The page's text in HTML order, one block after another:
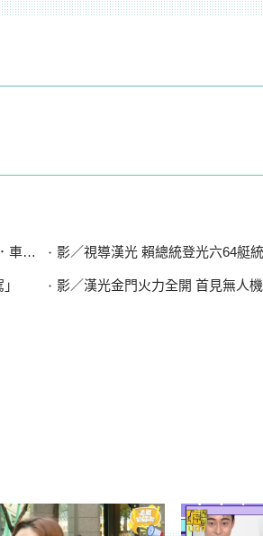
他 影／視導漢光 賴總統登光六64艇統
影／漢光金門火力全開 首見無人